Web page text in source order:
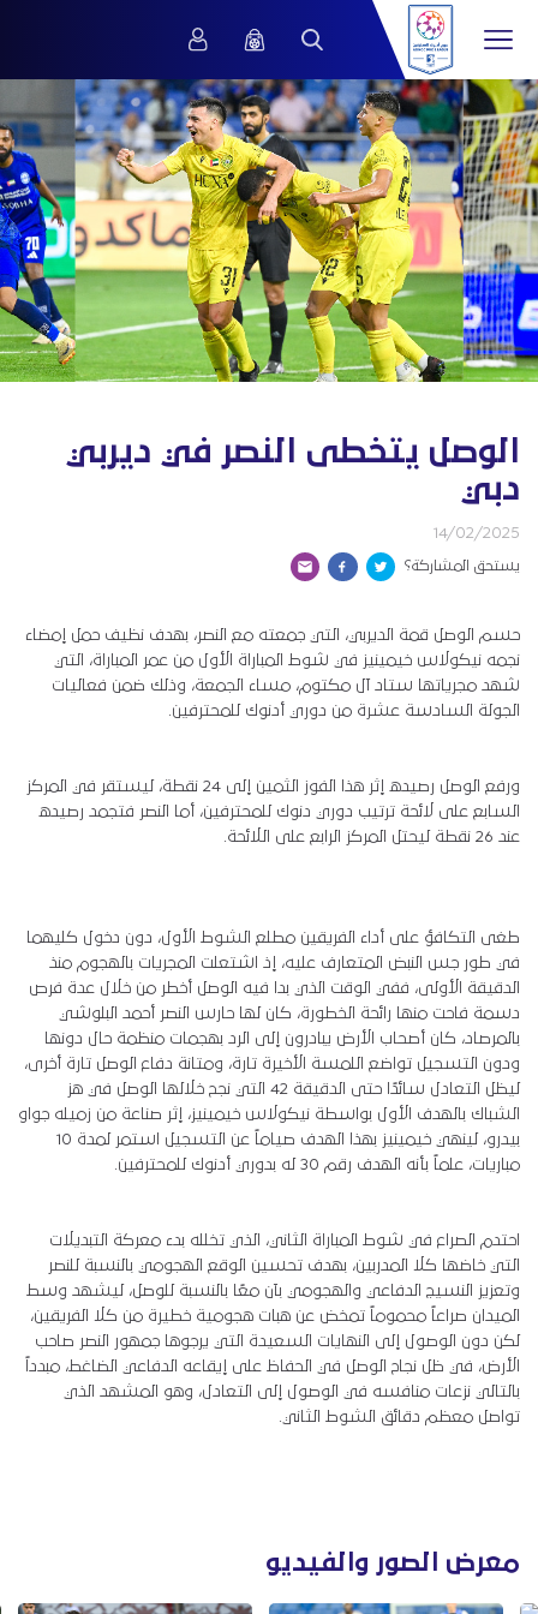
الوصل يتخطى النصر في ديربي
دبي
14/02/2025
يستحق المشاركة؟
حسم الوصل قمة الديربي، التي جمعته مع النصر، بهدف نظيف حمل إمضاء
نجمه نيكولاس خيمينيز في شوط المباراة الأول من عمر المباراة، التي
شهد مجرياتها ستاد آل مكتوم، مساء الجمعة، وذلك ضمن فعاليات
الجولة السادسة عشرة من دوري أدنوك للمحترفين.
ورفع الوصل رصيده إثر هذا الفوز الثمين إلى 24 نقطة، ليستقر في المركز
السابع على لائحة ترتيب دوري دنوك للمحترفين، أما النصر فتجمد رصيده
عند 26 نقطة ليحتل المركز الرابع على اللائحة.
طغى التكافؤ على أداء الفريقين مطلع الشوط الأول، دون دخول كليهما
في طور جس النبض المتعارف عليه، إذ اشتعلت المجريات بالهجوم منذ
الدقيقة الأولى، ففي الوقت الذي بدا فيه الوصل أخطر من خلال عدة فرص
دسمة فاحت منها رائحة الخطورة، كان لها حارس النصر أحمد البلوشي
بالمرصاد، كان أصحاب الأرض يبادرون إلى الرد بهجمات منظمة حال دونها
ودون التسجيل تواضع اللمسة الأخيرة تارة، ومتانة دفاع الوصل تارة أخرى،
ليظل التعادل سائدًا حتى الدقيقة 42 التي نجح خلالها الوصل في هز
الشباك بالهدف الأول بواسطة نيكولاس خيمينيز، إثر صناعة من زميله جواو
بيدرو، لينهي خيمينيز بهذا الهدف صياماً عن التسجيل استمر لمدة 10
مباريات، علماً بأنه الهدف رقم 30 له بدوري أدنوك للمحترفين.
احتدم الصراع في شوط المباراة الثاني، الذي تخلله بدء معركة التبديلات
التي خاضها كلا المدربين، بهدف تحسين الوقع الهجومي بالنسبة للنصر
وتعزيز النسيج الدفاعي والهجومي بآن معًا بالنسبة للوصل، ليشهد وسط
الميدان صراعاً محموماً تمخض عن هبات هجومية خطيرة من كلا الفريقين،
لكن دون الوصول إلى النهايات السعيدة التي يرجوها جمهور النصر صاحب
الأرض، في ظل نجاح الوصل في الحفاظ على إيقاعه الدفاعي الضاغط، مبدداً
بالتالي نزعات منافسه في الوصول إلى التعادل، وهو المشهد الذي
تواصل معظم دقائق الشوط الثاني.
معرض الصور والفيديو